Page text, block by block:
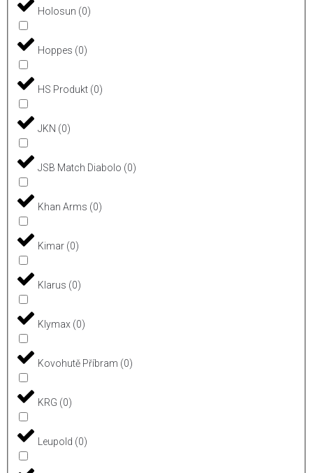
Holosun (0)
Hoppes (0)
HS Produkt (0)
JKN (0)
JSB Match Diabolo (0)
Khan Arms (0)
Kimar (0)
Klarus (0)
Klymax (0)
Kovohutě Příbram (0)
KRG (0)
Leupold (0)